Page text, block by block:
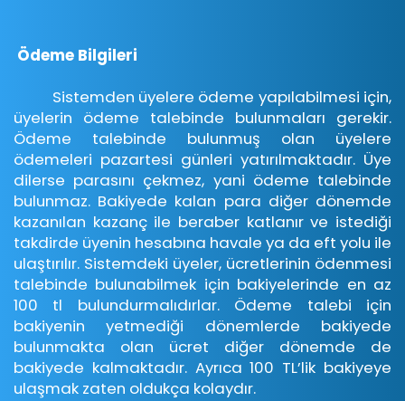
Ödeme Bilgileri
Sistemden üyelere ödeme yapılabilmesi için,
üyelerin ödeme talebinde bulunmaları gerekir.
Ödeme talebinde bulunmuş olan üyelere
ödemeleri pazartesi günleri yatırılmaktadır. Üye
dilerse parasını çekmez, yani ödeme talebinde
bulunmaz. Bakiyede kalan para diğer dönemde
kazanılan kazanç ile beraber katlanır ve istediği
takdirde üyenin hesabına havale ya da eft yolu ile
ulaştırılır. Sistemdeki üyeler, ücretlerinin ödenmesi
talebinde bulunabilmek için bakiyelerinde en az
100 tl bulundurmalıdırlar. Ödeme talebi için
bakiyenin yetmediği dönemlerde bakiyede
bulunmakta olan ücret diğer dönemde de
bakiyede kalmaktadır. Ayrıca 100 TL’lik bakiyeye
ulaşmak zaten oldukça kolaydır.